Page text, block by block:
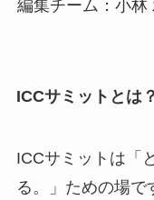
編集チーム：小林
ICCサミットとは？
ICCサミットは「
る。」ための場で